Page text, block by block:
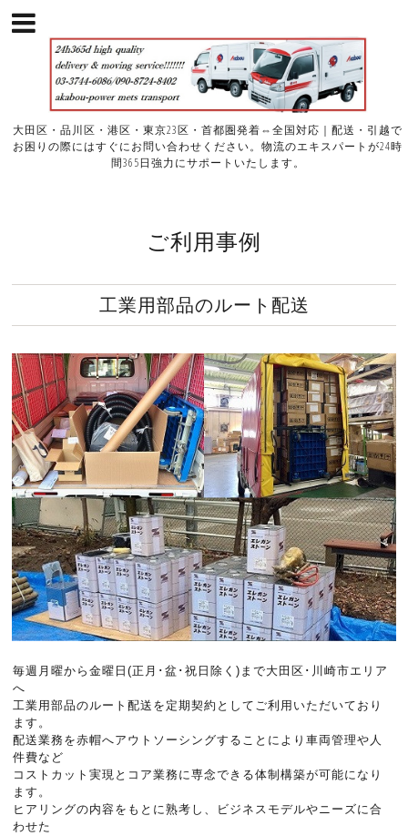
大田区・品川区・港区・東京23区・首都圏発着⇔全国対応｜配送・引越で
お困りの際にはすぐにお問い合わせください。物流のエキスパートが24時
間365日強力にサポートいたします。
ご利用事例
工業用部品のルート配送
毎週月曜から金曜日(正月･盆･祝日除く)まで大田区･川崎市エリア
へ
工業用部品のルート配送を定期契約としてご利用いただいており
ます。
配送業務を赤帽へアウトソーシングすることにより車両管理や人
件費など
コストカット実現とコア業務に専念できる体制構築が可能になり
ます。
ヒアリングの内容をもとに熟考し、ビジネスモデルやニーズに合
わせた